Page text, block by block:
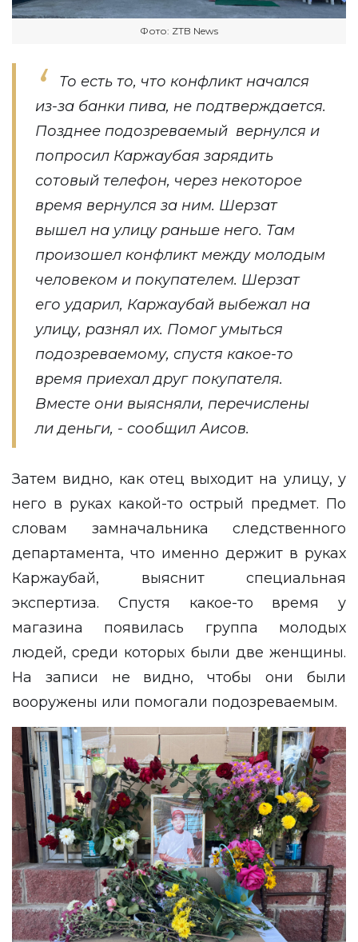
Фото: ZTB News
То есть то, что конфликт начался
из-за банки пива, не подтверждается.
Позднее подозреваемый вернулся и
попросил Каржаубая зарядить
сотовый телефон, через некоторое
время вернулся за ним. Шерзат
вышел на улицу раньше него. Там
произошел конфликт между молодым
человеком и покупателем. Шерзат
его ударил, Каржаубай выбежал на
улицу, разнял их. Помог умыться
подозреваемому, спустя какое-то
время приехал друг покупателя.
Вместе они выясняли, перечислены
ли деньги, - сообщил Аисов.
Затем видно, как отец выходит на улицу, у
него в руках какой-то острый предмет. По
словам замначальника следственного
департамента, что именно держит в руках
Каржаубай, выяснит специальная
экспертиза. Спустя какое-то время у
магазина появилась группа молодых
людей, среди которых были две женщины.
На записи не видно, чтобы они были
вооружены или помогали подозреваемым.